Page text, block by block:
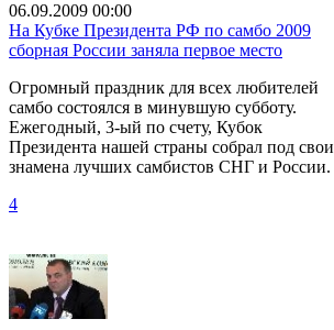
06.09.2009 00:00
На Кубке Президента РФ по самбо 2009
сборная России заняла первое место
Огромный праздник для всех любителей
самбо состоялся в минувшую субботу.
Ежегодный, 3-ый по счету, Кубок
Президента нашей страны собрал под свои
знамена лучших самбистов СНГ и России.
4